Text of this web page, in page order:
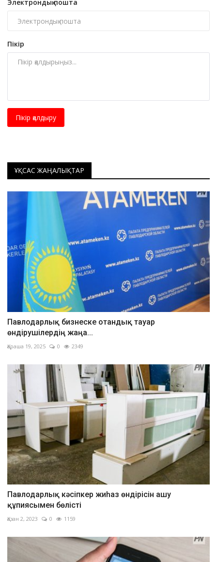
Электрондық пошта
Пікір
Пікір қалдыру
ҰҚСАС ЖАҢАЛЫҚТАР
Павлодарлық бизнеске отандық тауар
өндірушілердің жаңа...
Қараша 19, 2025 0 2349
Павлодарлық кәсіпкер жиһаз өндірісін ашу
құпиясымен бөлісті
Қазан 2, 2023 0 1159